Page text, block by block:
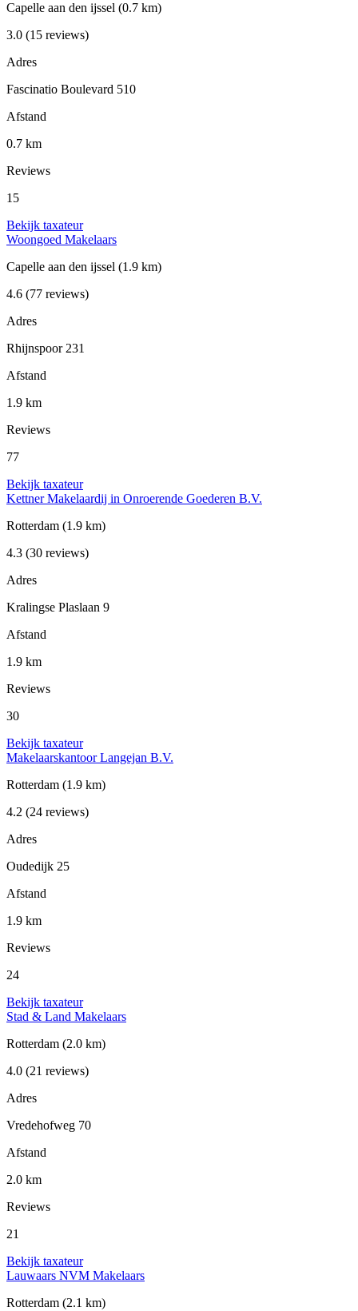
Capelle aan den ijssel (0.7 km)
3.0 (15 reviews)
Adres
Fascinatio Boulevard 510
Afstand
0.7 km
Reviews
15
Bekijk taxateur
Woongoed Makelaars
Capelle aan den ijssel (1.9 km)
4.6 (77 reviews)
Adres
Rhijnspoor 231
Afstand
1.9 km
Reviews
77
Bekijk taxateur
Kettner Makelaardij in Onroerende Goederen B.V.
Rotterdam (1.9 km)
4.3 (30 reviews)
Adres
Kralingse Plaslaan 9
Afstand
1.9 km
Reviews
30
Bekijk taxateur
Makelaarskantoor Langejan B.V.
Rotterdam (1.9 km)
4.2 (24 reviews)
Adres
Oudedijk 25
Afstand
1.9 km
Reviews
24
Bekijk taxateur
Stad & Land Makelaars
Rotterdam (2.0 km)
4.0 (21 reviews)
Adres
Vredehofweg 70
Afstand
2.0 km
Reviews
21
Bekijk taxateur
Lauwaars NVM Makelaars
Rotterdam (2.1 km)